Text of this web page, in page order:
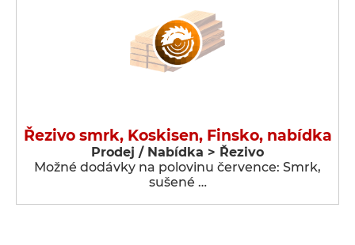
Řezivo smrk, Koskisen, Finsko, nabídka
Prodej / Nabídka > Řezivo
Možné dodávky na polovinu července: Smrk,
sušené …